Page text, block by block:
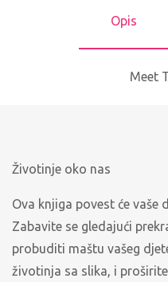
Opis
Meet
Životinje oko nas
Ova knjiga povest će vaše
Zabavite se gledajući
probuditi maštu vašeg
životinja sa slika, i